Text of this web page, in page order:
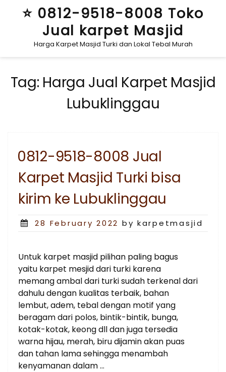
⭐ 0812-9518-8008 Toko
Jual karpet Masjid
Harga Karpet Masjid Turki dan Lokal Tebal Murah
Tag: Harga Jual Karpet Masjid
Lubuklinggau
0812-9518-8008 Jual
Karpet Masjid Turki bisa
kirim ke Lubuklinggau
Posted
28 February 2022 by karpetmasjid
Untuk karpet masjid pilihan paling bagus
yaitu karpet mesjid dari turki karena
memang ambal dari turki sudah terkenal dari
dahulu dengan kualitas terbaik, bahan
lembut, adem, tebal dengan motif yang
beragam dari polos, bintik-bintik, bunga,
kotak-kotak, keong dll dan juga tersedia
warna hijau, merah, biru dijamin akan puas
dan tahan lama sehingga menambah
kenyamanan dalam …